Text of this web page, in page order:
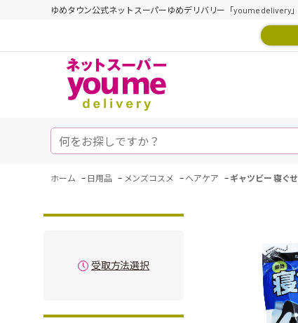
ゆめタウン公式ネットスーパーゆめデリバリー「youme delivery」
ホーム - 日用品 - メンズコスメ - ヘアケア - ギャツビー 寝ぐ
受取方法選択